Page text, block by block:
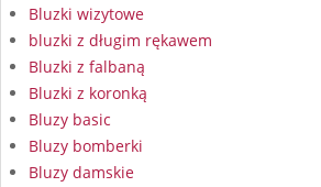
Bluzki wizytowe
bluzki z długim rękawem
Bluzki z falbaną
Bluzki z koronką
Bluzy basic
Bluzy bomberki
Bluzy damskie